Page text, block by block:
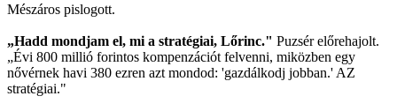
Mészáros pislogott.
„Hadd mondjam el, mi a stratégiai, Lőrinc." Puzsér előrehajolt.
„Évi 800 millió forintos kompenzációt felvenni, miközben egy
nővérnek havi 380 ezren azt mondod: 'gazdálkodj jobban.' AZ
stratégiai."